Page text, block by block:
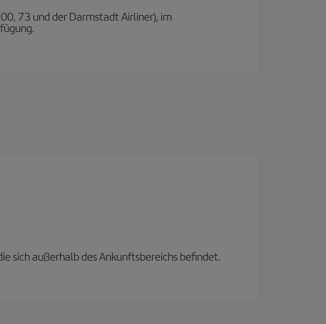
73 und der Darmstadt Airliner), im
sich außerhalb des Ankunftsbereichs befindet.